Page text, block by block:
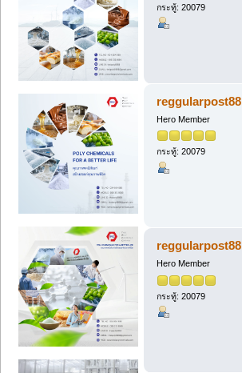
กระทู้: 20079
reggularpost88
Hero Member
กระทู้: 20079
reggularpost88
Hero Member
กระทู้: 20079